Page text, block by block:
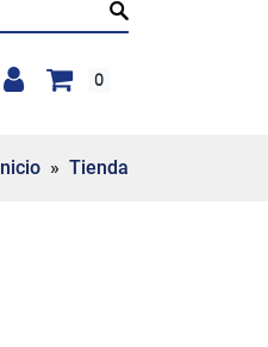
0
Inicio » Tienda